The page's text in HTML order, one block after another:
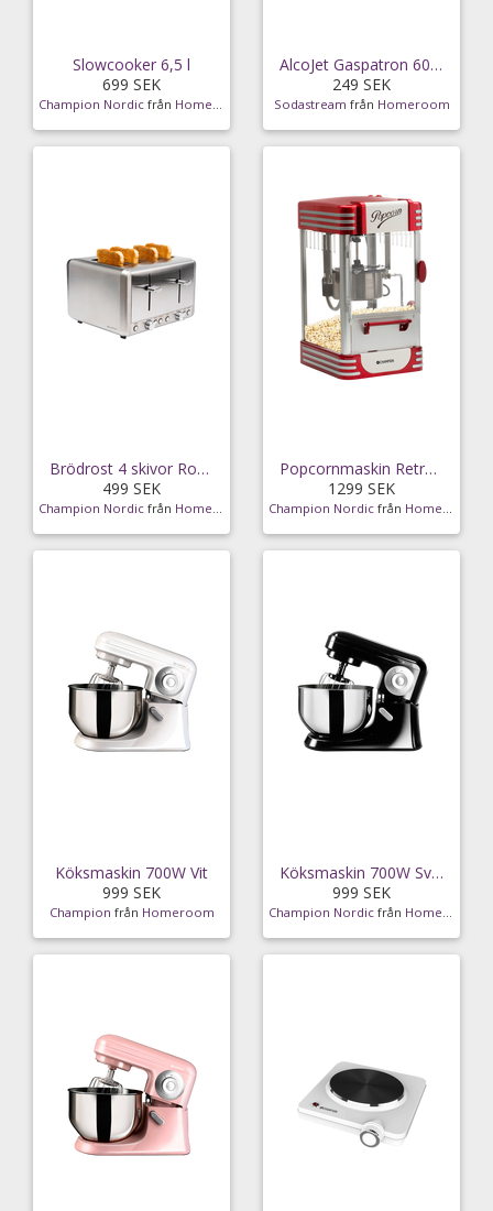
Slowcooker 6,5 l
699 SEK
Champion Nordic från Homeroom
AlcoJet Gaspatron 60L Extra
249 SEK
Sodastream från Homeroom
Brödrost 4 skivor Rostfri CHBR420
499 SEK
Champion Nordic från Homeroom
Popcornmaskin Retro XL PCM406 – röd metallic
1299 SEK
Champion Nordic från Homeroom
Köksmaskin 700W Vit
999 SEK
Champion från Homeroom
Köksmaskin 700W Svart
999 SEK
Champion Nordic från Homeroom